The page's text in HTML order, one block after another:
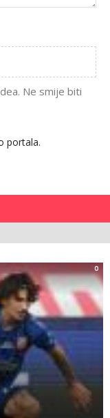
Ne smije biti
portala.
0